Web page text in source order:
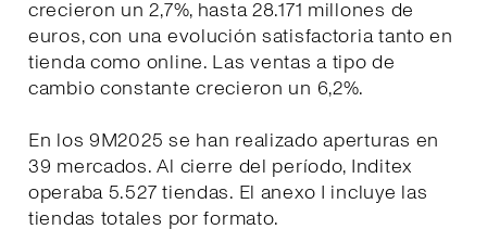
crecieron un 2,7%, hasta 28.171 millones de
euros, con una evolución satisfactoria tanto en
tienda como online. Las ventas a tipo de
cambio constante crecieron un 6,2%.
En los 9M2025 se han realizado aperturas en
39 mercados. Al cierre del período, Inditex
operaba 5.527 tiendas. El anexo I incluye las
tiendas totales por formato.